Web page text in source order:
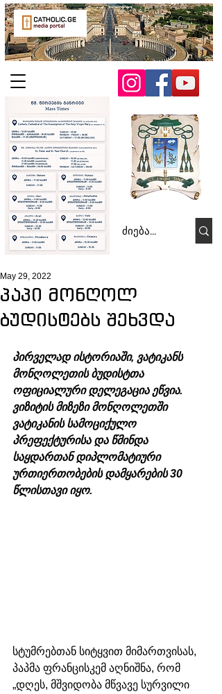
პაპი მონღოლ
ბუდისტებს შეხვდა
May 29, 2022
პირველად ისტორიაში, ვატიკანს
მონღოლეთის ბუდისტთა
ოფიციალური დელეგაცია ეწვია.
ვიზიტის მიზეზი მონღოლეთში
ვატიკანის სამოციქულო
პრეფექტურისა და წმინდა
საყდართან დიპლომატიური
ურთიერთობების დამყარების 30
წლისთავი იყო.
სტუმრებთან სიტყვით მიმართვისას,
პაპმა ფრანცისკემ აღნიშნა, რომ
„დღეს, მშვიდობა მწვავე სურვილი